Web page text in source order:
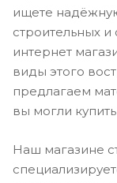
ищете
строительных
интернет
виды этого
предлагаем
вы могли
Наш магазине